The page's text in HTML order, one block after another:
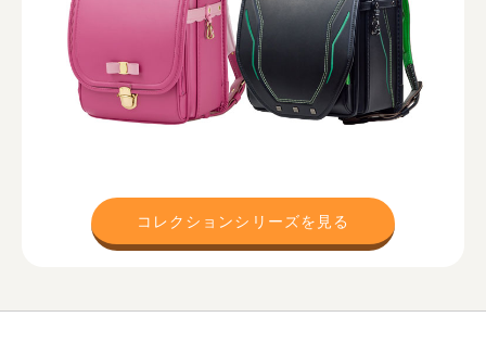
コレクションシリーズを見る